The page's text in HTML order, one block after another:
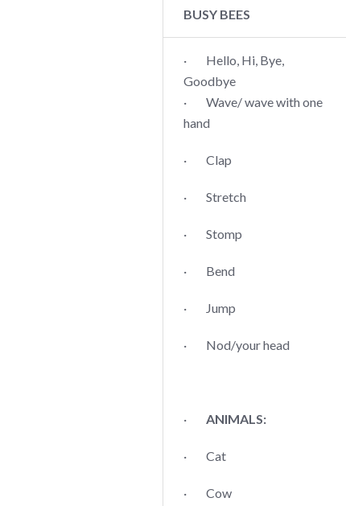
BUSY BEES
· Hello, Hi, Bye,
Goodbye
· Wave/ wave with one
hand
· Clap
· Stretch
· Stomp
· Bend
· Jump
· Nod/your head
· ANIMALS:
· Cat
· Cow